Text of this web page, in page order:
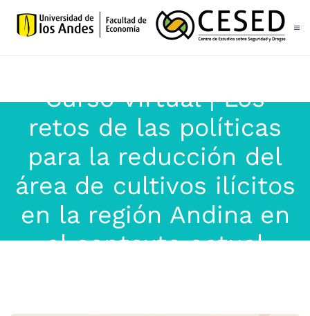
Skip to main content
Curso Virtual | Los
retos de las políticas
para la reducción del
área de cultivos ilícitos
en la región Andina en
el contexto actual